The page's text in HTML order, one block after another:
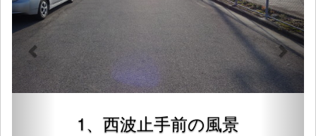
1、西波止手前の風景